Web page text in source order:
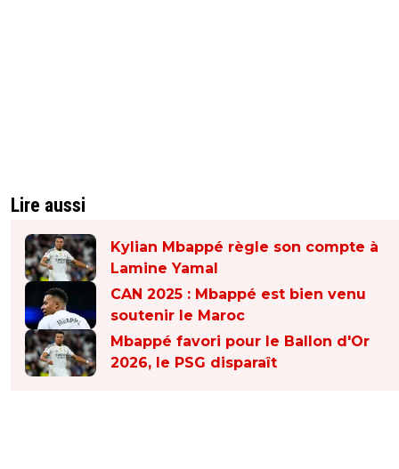
Lire aussi
Kylian Mbappé règle son compte à
Lamine Yamal
CAN 2025 : Mbappé est bien venu
soutenir le Maroc
Mbappé favori pour le Ballon d'Or
2026, le PSG disparaît